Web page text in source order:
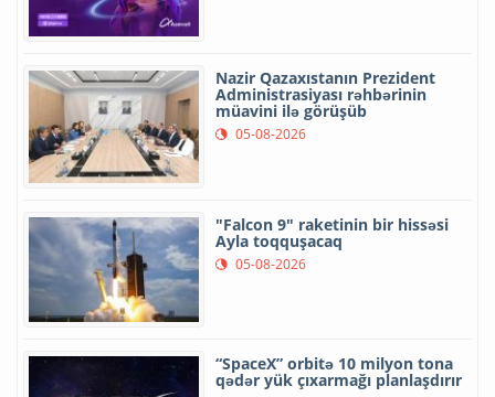
Nazir Qazaxıstanın Prezident
Administrasiyası rəhbərinin
müavini ilə görüşüb
05-08-2026
"Falcon 9" raketinin bir hissəsi
Ayla toqquşacaq
05-08-2026
“SpaceX” orbitə 10 milyon tona
qədər yük çıxarmağı planlaşdırır